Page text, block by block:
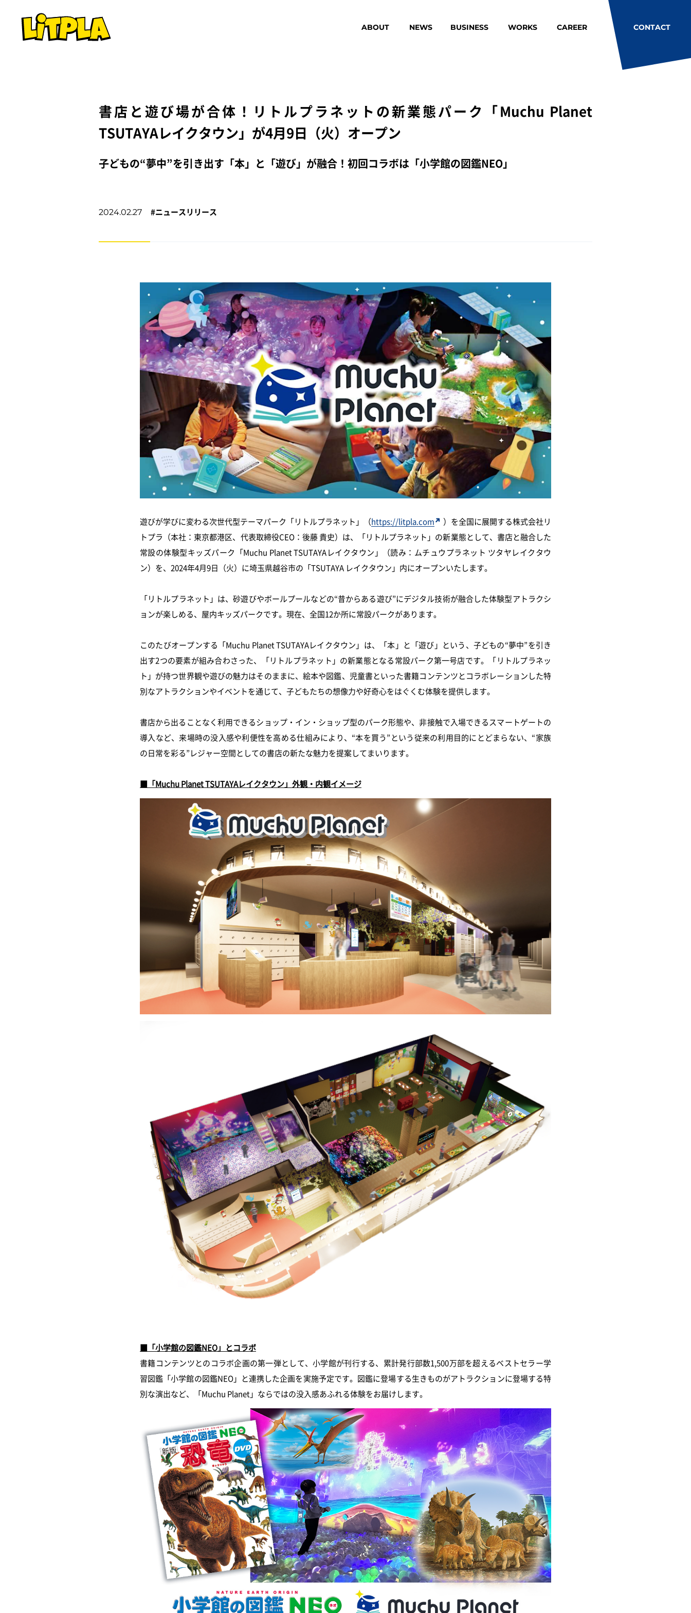
ABOUT NEWS BUSINESS WORKS CAREER CONTACT
書店と遊び場が合体！リトルプラネットの新業態パーク「Muchu Planet
TSUTAYAレイクタウン」が4月9日（火）オープン
子どもの“夢中”を引き出す「本」と「遊び」が融合！初回コラボは「小学館の図鑑NEO」
2024.02.27 #ニュースリリース
遊びが学びに変わる次世代型テーマパーク「リトルプラネット」（https://litpla.com
）を全国に展開する株式会社リ
トプラ（本社：東京都港区、代表取締役CEO：後藤 貴史）は、「リトルプラネット」の新業態として、書店と融合した
常設の体験型キッズパーク「Muchu Planet TSUTAYAレイクタウン」（読み：ムチュウプラネット ツタヤレイクタウ
ン）を、2024年4月9日（火）に埼玉県越谷市の「TSUTAYA レイクタウン」内にオープンいたします。
「リトルプラネット」は、砂遊びやボールプールなどの“昔からある遊び”にデジタル技術が融合した体験型アトラクシ
ョンが楽しめる、屋内キッズパークです。現在、全国12か所に常設パークがあります。
このたびオープンする「Muchu Planet TSUTAYAレイクタウン」は、「本」と「遊び」という、子どもの“夢中”を引き
出す2つの要素が組み合わさった、「リトルプラネット」の新業態となる常設パーク第一号店です。「リトルプラネッ
ト」が持つ世界観や遊びの魅力はそのままに、絵本や図鑑、児童書といった書籍コンテンツとコラボレーションした特
別なアトラクションやイベントを通じて、子どもたちの想像力や好奇心をはぐくむ体験を提供します。
書店から出ることなく利用できるショップ・イン・ショップ型のパーク形態や、非接触で入場できるスマートゲートの
導入など、来場時の没入感や利便性を高める仕組みにより、“本を買う”という従来の利用目的にとどまらない、“家族
の日常を彩る”レジャー空間としての書店の新たな魅力を提案してまいります。
■「Muchu Planet TSUTAYAレイクタウン」外観・内観イメージ
■「小学館の図鑑NEO」とコラボ
書籍コンテンツとのコラボ企画の第一弾として、小学館が刊行する、累計発行部数1,500万部を超えるベストセラー学
習図鑑「小学館の図鑑NEO」と連携した企画を実施予定です。図鑑に登場する生きものがアトラクションに登場する特
別な演出など、「Muchu Planet」ならではの没入感あふれる体験をお届けします。